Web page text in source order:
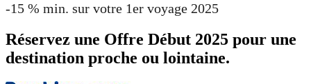
-15 % min. sur votre 1er voyage 2025
Réservez une Offre Début 2025 pour une
destination proche ou lointaine.